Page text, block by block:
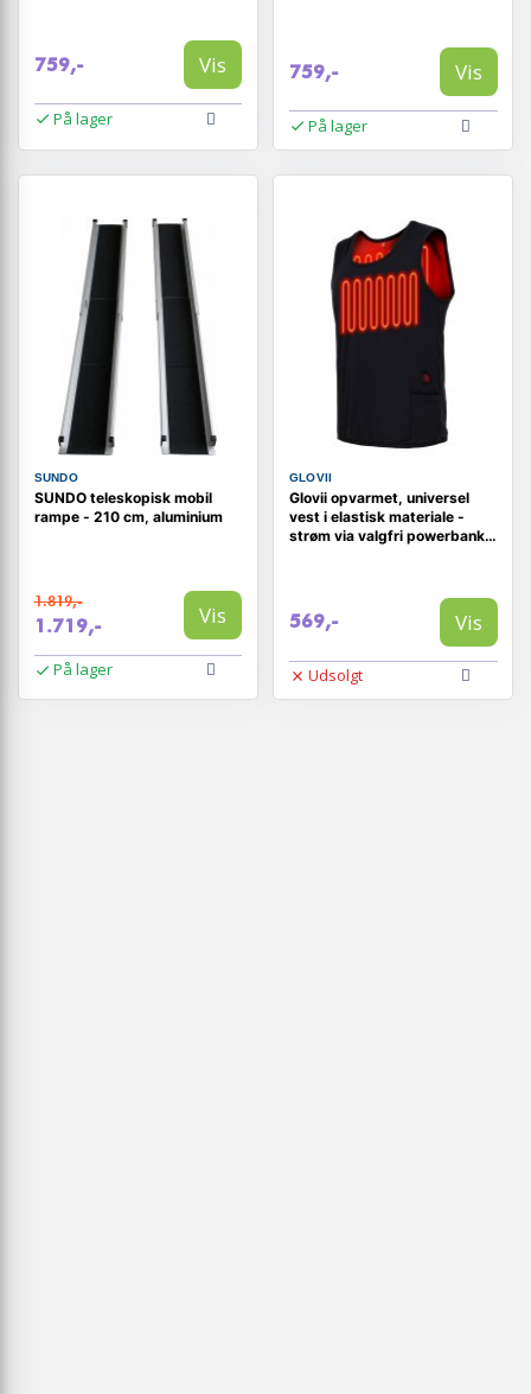
759,- Vis
På lager
759,- Vis
På lager
SUNDO
SUNDO teleskopisk mobil
rampe - 210 cm, aluminium
1.819,-
1.719,- Vis
På lager
GLOVII
Glovii opvarmet, universel
vest i elastisk materiale -
strøm via valgfri powerbank,
569,- Vis
Udsolgt